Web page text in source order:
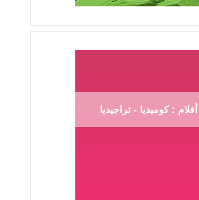
أفلام : كوميديا - تراجيديا